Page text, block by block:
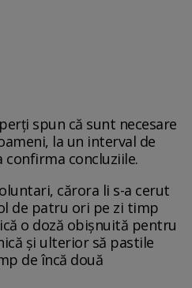
spun că sunt necesare
la un interval de
concluziile.
cărora li s-a cerut
de patru ori pe zi timp
o doză obișnuită pentru
și ulterior să pastile
de încă două